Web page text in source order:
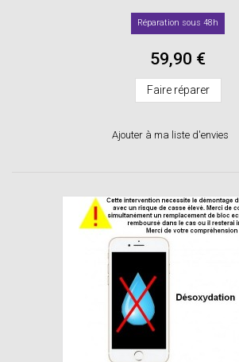
Réparation sous 48h
59,90 €
Faire réparer
Ajouter à ma liste d'envies